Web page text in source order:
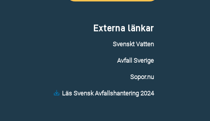
Externa länkar
Svenskt Vatten
Avfall Sverige
Sopor.nu
Läs Svensk Avfallshantering 2024